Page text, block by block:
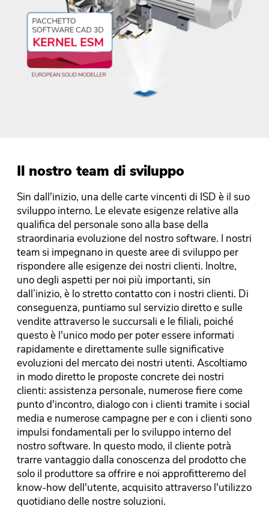
Il nostro team di sviluppo
Sin dall'inizio, una delle carte vincenti di ISD è il suo
sviluppo interno. Le elevate esigenze relative alla
qualifica del personale sono alla base della
straordinaria evoluzione del nostro software. I nostri
team si impegnano in queste aree di sviluppo per
rispondere alle esigenze dei nostri clienti. Inoltre,
uno degli aspetti per noi più importanti, sin
dall’inizio, è lo stretto contatto con i nostri clienti. Di
conseguenza, puntiamo sul servizio diretto e sulle
vendite attraverso le succursali e le filiali, poiché
questo è l'unico modo per poter essere informati
rapidamente e direttamente sulle significative
evoluzioni del mercato dei nostri utenti. Ascoltiamo
in modo diretto le proposte concrete dei nostri
clienti: assistenza personale, numerose fiere come
punto d'incontro, dialogo con i clienti tramite i social
media e numerose campagne per e con i clienti sono
impulsi fondamentali per lo sviluppo interno del
nostro software. In questo modo, il cliente potrà
trarre vantaggio dalla conoscenza del prodotto che
solo il produttore sa offrire e noi approfitteremo del
know-how dell'utente, acquisito attraverso l'utilizzo
quotidiano delle nostre soluzioni.